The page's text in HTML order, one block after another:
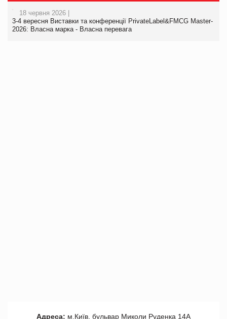
18 червня 2026 |
3-4 вересня Виставки та конференції PrivateLabel&FMCG Master-
2026: Власна марка - Власна перевага
Адреса: м.Київ, бульвар Миколи Руденка 14А